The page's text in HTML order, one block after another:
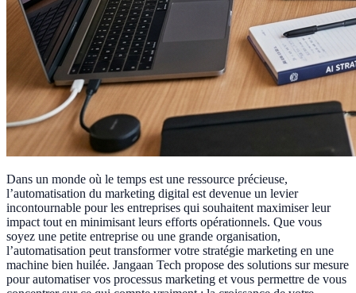
Dans un monde où le temps est une ressource précieuse,
l’automatisation du marketing digital est devenue un levier
incontournable pour les entreprises qui souhaitent maximiser leur
impact tout en minimisant leurs efforts opérationnels. Que vous
soyez une petite entreprise ou une grande organisation,
l’automatisation peut transformer votre stratégie marketing en une
machine bien huilée. Jangaan Tech propose des solutions sur mesure
pour automatiser vos processus marketing et vous permettre de vous